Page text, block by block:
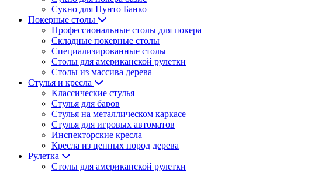
Сукно для Пунто Банко
Покерные столы
Профессиональные столы для покера
Складные покерные столы
Специализированные столы
Столы для американской рулетки
Столы из массива дерева
Стулья и кресла
Классические стулья
Стулья для баров
Стулья на металлическом каркасе
Стулья для игровых автоматов
Инспекторские кресла
Кресла из ценных пород дерева
Рулетка
Столы для американской рулетки